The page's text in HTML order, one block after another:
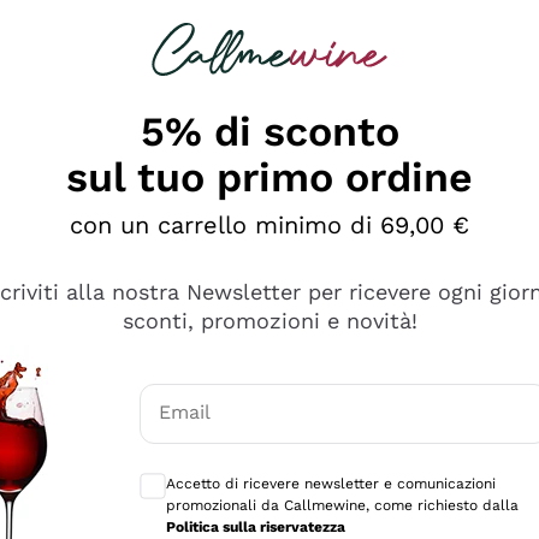
è male ma secondo me ci sono alternative che
5% di sconto
sul tuo primo ordine
con un carrello minimo di 69,00 €
alla nostra Newsletter per ricevere ogni
sconti, promozioni e novità!
Email
Accetto di ricevere newsletter e comunicazioni
promozionali da Callmewine, come richiesto dalla
Politica sulla riservatezza